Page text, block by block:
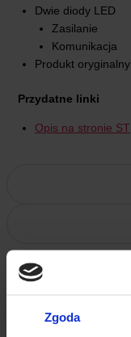
Zgoda
Dwie diody LED
Zasilanie
Komunikacja
Produkt oryginalny
Przydatne linki
Opis na stronie ST